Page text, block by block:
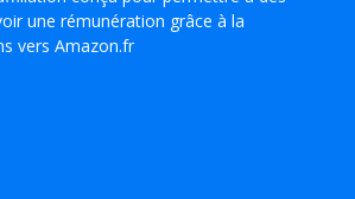
une rémunération grâce à la
vers Amazon.fr